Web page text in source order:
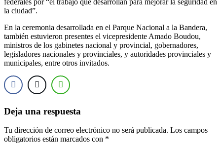
la ciudad”.
En la ceremonia desarrollada en el Parque Nacional a la Bandera,
también estuvieron presentes el vicepresidente Amado Boudou,
ministros de los gabinetes nacional y provincial, gobernadores,
legisladores nacionales y provinciales, y autoridades provinciales y
municipales, entre otros invitados.
Deja una respuesta
Tu dirección de correo electrónico no será publicada. Los campos
obligatorios están marcados con *